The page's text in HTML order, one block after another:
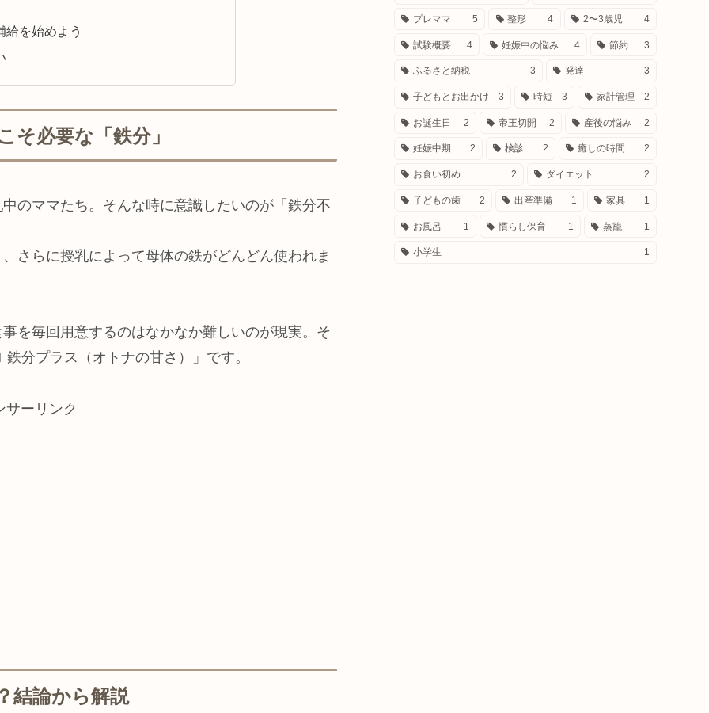
給を始めよう
そ必要な「鉄分」
のママたち。そんな時に意識したいのが「鉄分不
さらに授乳によって母体の鉄がどんどん使われま
を毎回用意するのはなかなか難しいのが現実。そ
分プラス（オトナの甘さ）」です。
サーリンク
結論から解説
プレママ 5 整形 4 2〜3歳児 4
試験概要 4 妊娠中の悩み 4 節約 3
ふるさと納税 3 発達 3
子どもとお出かけ 3 時短 3 家計管理 2
お誕生日 2 帝王切開 2 産後の悩み 2
妊娠中期 2 検診 2 癒しの時間 2
お食い初め 2 ダイエット 2
子どもの歯 2 出産準備 1 家具 1
お風呂 1 慣らし保育 1 蒸籠 1
小学生 1